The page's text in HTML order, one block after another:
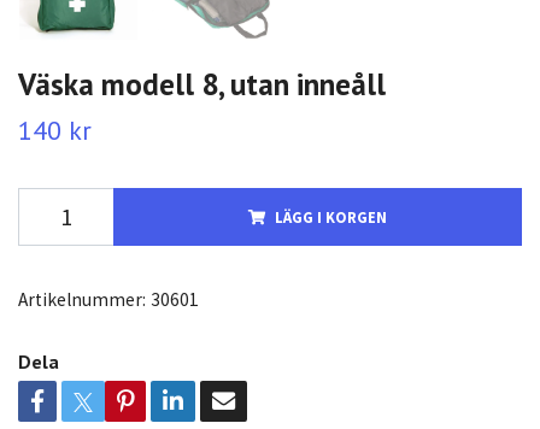
Väska modell 8, utan inneåll
140 kr
LÄGG I KORGEN
Artikelnummer: 30601
Dela